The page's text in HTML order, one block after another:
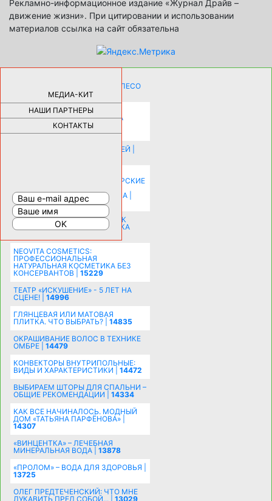
Рекламно-информационное издание «Журнал Драйв –
движение жизни». При цитировании и использовании
материалов ссылка на сайт обязательна
МЕДИА-КИТ
НАШИ ПАРТНЕРЫ
КОНТАКТЫ
КАК ДЕВУШКЕ ПОМЕНЯТЬ КОЛЕСО
НА АВТОМОБИЛЕ |69178
НОВЫЕ РАЗРАБОТКИ ДЛЯ
ОЗДОРОВЛЕНИЯ ОРГАНИЗМА
ПЛАТФОРМА ШУМАННА 3Д И
КАПСУЛА ЗДОРОВЬЯ |28288
ИСТОРИЯ НАКЛАДНЫХ НОГТЕЙ |
КОМНАТУ: ХИТРЫЕ ДИЗАЙНЕРСКИЕ
РАСШИРЕНИЯ ПРОСТРАНСТВА |
16197
СОБИРАЕМСЯ НА ПРАЗДНИК К
МОЛОДОЖЕНАМ: ПОДГОТОВКА
NEOVITA COSMETICS:
ПРОФЕССИОНАЛЬНАЯ
НАТУРАЛЬНАЯ КОСМЕТИКА БЕЗ
КОНСЕРВАНТОВ | 15229
ТЕАТР «ИСКУШЕНИЕ» - 5 ЛЕТ НА
СЦЕНЕ! | 14996
ГЛЯНЦЕВАЯ ИЛИ МАТОВАЯ
ПЛИТКА. ЧТО ВЫБРАТЬ? | 14835
ОКРАШИВАНИЕ ВОЛОС В ТЕХНИКЕ
ОМБРЕ | 14479
КОНВЕКТОРЫ ВНУТРИПОЛЬНЫЕ:
ВИДЫ И ХАРАКТЕРИСТИКИ | 14472
ВЫБИРАЕМ ШТОРЫ ДЛЯ СПАЛЬНИ –
ОБЩИЕ РЕКОМЕНДАЦИИ | 14334
КАК ВСЕ НАЧИНАЛОСЬ. МОДНЫЙ
ДОМ «ТАТЬЯНА ПАРФЁНОВА» |
14307
«ВИНЦЕНТКА» – ЛЕЧЕБНАЯ
МИНЕРАЛЬНАЯ ВОДА | 13878
«ПРОЛОМ» – ВОДА ДЛЯ ЗДОРОВЬЯ |
13725
ОЛЕГ ПРЕДТЕЧЕНСКИЙ: ЧТО МНЕ
ЛУКАВИТЬ ПРЕД СОБОЙ... | 13029